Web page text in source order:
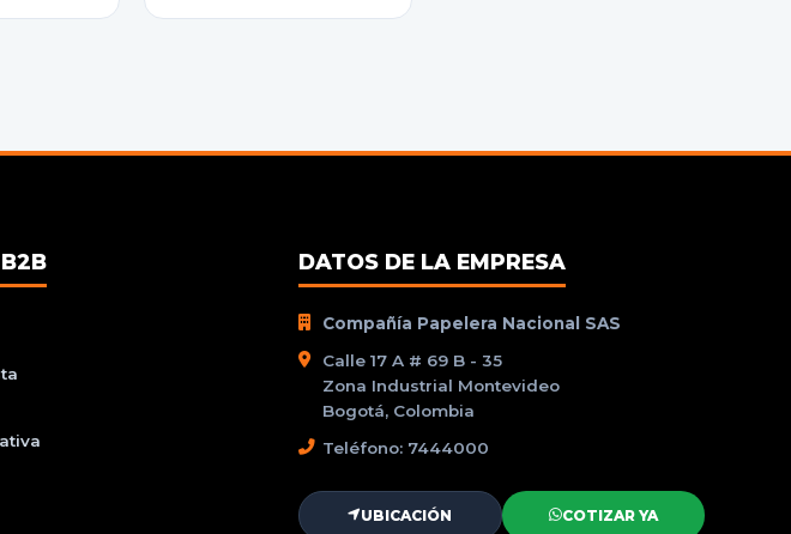
DATOS DE LA EMPRESA
Compañía Papelera Nacional SAS
Calle 17 A # 69 B - 35
Zona Industrial Montevideo
Bogotá, Colombia
Teléfono: 7444000
UBICACIÓN COTIZAR YA